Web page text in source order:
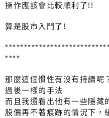
操作應該會比較順利了!!
算是股市入門了!
****
那麼這個慣性有沒有持續呢
過後一樣的手法
而且我還看出他有一些隱藏
股價再不著痕跡的情況下，